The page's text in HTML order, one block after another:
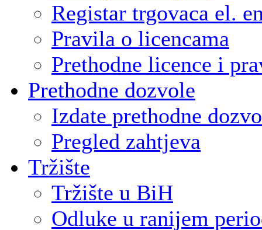
Registar trgovaca el.
Pravila o licencama
Prethodne licence i
Prethodne dozvole
Izdate prethodne
Pregled zahtjeva
Tržište
Tržište u BiH
Odluke u ranijem